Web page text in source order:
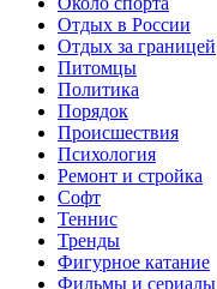
Отдых в России
Отдых за границей
Питомцы
Политика
Порядок
Происшествия
Психология
Ремонт и стройка
Софт
Теннис
Тренды
Фигурное катание
Фильмы и сериалы